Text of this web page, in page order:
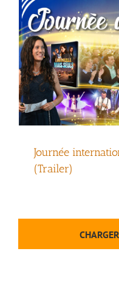
Journée
(Trailer)